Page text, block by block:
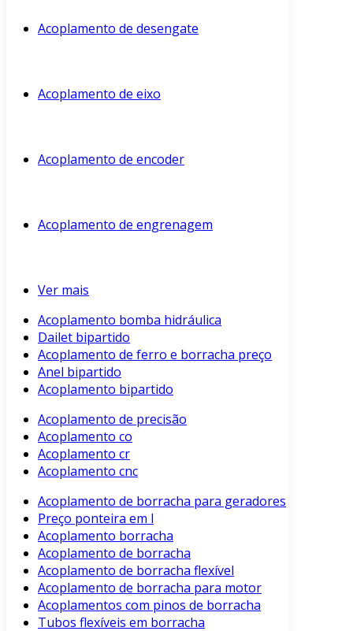
Acoplamento de desengate
Acoplamento de eixo
Acoplamento de encoder
Acoplamento de engrenagem
Ver mais
Acoplamento bomba hidráulica
Dailet bipartido
Acoplamento de ferro e borracha preço
Anel bipartido
Acoplamento bipartido
Acoplamento de precisão
Acoplamento co
Acoplamento cr
Acoplamento cnc
Acoplamento de borracha para geradores
Preço ponteira em l
Acoplamento borracha
Acoplamento de borracha
Acoplamento de borracha flexível
Acoplamento de borracha para motor
Acoplamentos com pinos de borracha
Tubos flexíveis em borracha